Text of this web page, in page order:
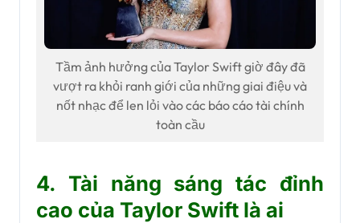
Tầm ảnh hưởng của Taylor Swift giờ đây đã
vượt ra khỏi ranh giới của những giai điệu và
nốt nhạc để len lỏi vào các báo cáo tài chính
toàn cầu
4. Tài năng sáng tác đỉnh
cao của Taylor Swift là ai